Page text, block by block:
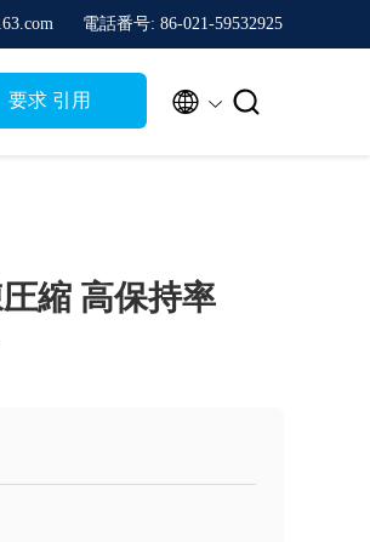
電話番号: 86-021-59532925
要求 引用  
縮 高保持率